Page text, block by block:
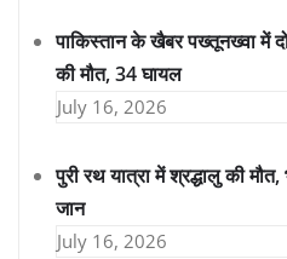
पाकिस्तान के खैबर पख्तूनख्वा में
की मौत, 34 घायल
July 16, 2026
पुरी रथ यात्रा में श्रद्धालु की
जान
July 16, 2026